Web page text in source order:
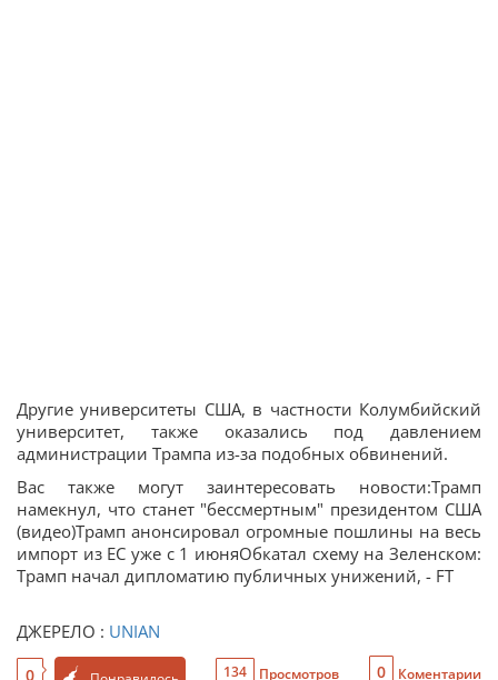
Другие университеты США, в частности Колумбийский
университет, также оказались под давлением
администрации Трампа из-за подобных обвинений.
Вас также могут заинтересовать новости:Трамп
намекнул, что станет "бессмертным" президентом США
(видео)Трамп анонсировал огромные пошлины на весь
импорт из ЕС уже с 1 июняОбкатал схему на Зеленском:
Трамп начал дипломатию публичных унижений, - FT
ДЖЕРЕЛО : UNIAN
0 134 Просмотров 0 Коментарии